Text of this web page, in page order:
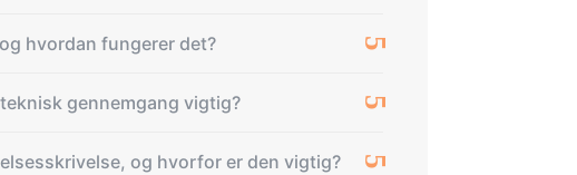
hvordan fungerer det?
gennemgang vigtig?
og hvorfor er den vigtig?